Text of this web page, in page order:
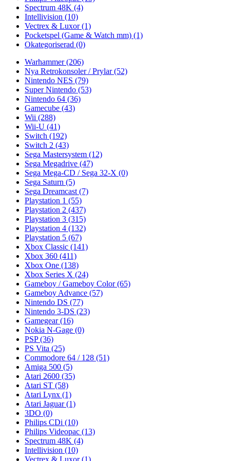
Spectrum 48K (4)
Intellivision (10)
Vectrex & Luxor(1)
Pocketspel (Game & Watch mm) (1)
Okategoriserad (0)
Warhammer(206)
Nya Retrokonsoler / Prylar(52)
Nintendo NES (79)
Super Nintendo (53)
Nintendo 64 (36)
Gamecube (43)
Wii (288)
Wii-U (41)
Switch (192)
Switch 2 (43)
Sega Mastersystem (12)
Sega Megadrive (47)
Sega Mega-CD / Sega 32-X (0)
Sega Saturn (5)
Sega Dreamcast (7)
Playstation 1 (55)
Playstation 2 (437)
Playstation 3 (315)
Playstation 4 (132)
Playstation 5 (67)
Xbox Classic (141)
Xbox 360 (411)
Xbox One (138)
Xbox Series X (24)
Gameboy / Gameboy Color(65)
Gameboy Advance (57)
Nintendo DS (77)
Nintendo 3-DS (23)
Gamegear(16)
Nokia N-Gage (0)
PSP(36)
PS Vita (25)
Commodore 64 / 128 (51)
Amiga 500 (5)
Atari 2600 (35)
Atari ST (58)
Atari Lynx (1)
Atari Jaguar(1)
3DO (0)
Philips CDi (10)
Philips Videopac (13)
Spectrum 48K (4)
Intellivision (10)